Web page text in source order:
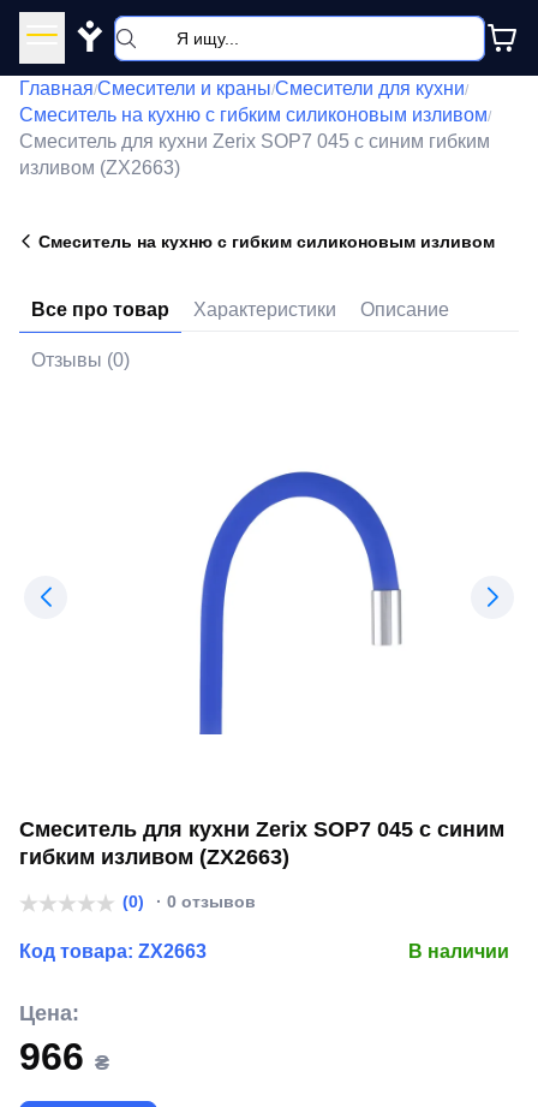
Y
Главная/Смесители и краны/Смесители для кухни/
Смеситель на кухню с гибким силиконовым изливом/
Смеситель для кухни Zerix SOP7 045 с синим гибким
изливом (ZX2663)
Смеситель на кухню с гибким силиконовым изливом
Все про товар Характеристики Описание
Отзывы (0)
Смеситель для кухни Zerix SOP7 045 с синим
гибким изливом (ZX2663)
(0) · 0 отзывов
Код товара: ZX2663 В наличии
Цена:
966 ₴